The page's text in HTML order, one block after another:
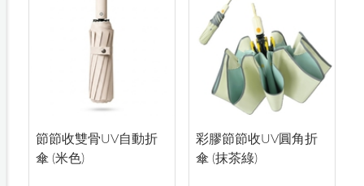
節節收雙骨UV自動折
傘 (米色)
彩膠節節收UV圓角折
傘 (抹茶綠)